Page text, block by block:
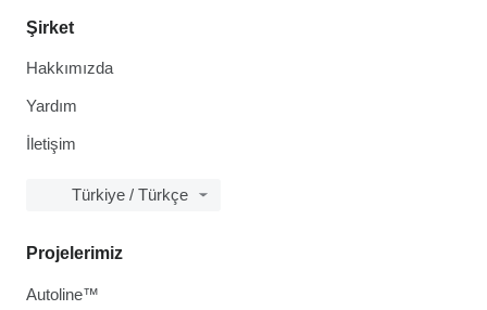
Şirket
Hakkımızda
Yardım
İletişim
Türkiye / Türkçe
Projelerimiz
Autoline™